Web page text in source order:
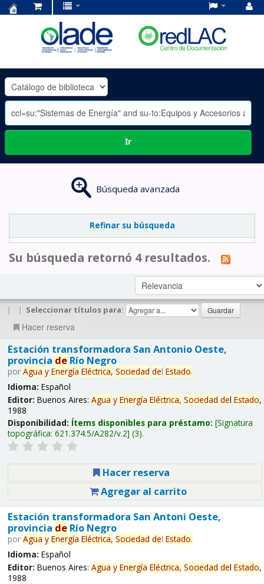
OLADE
-
Ir
Búsqueda avanzada
Refinar su búsqueda
Su búsqueda retornó 4 resultados.
| | Seleccionar títulos para:
Hacer reserva
Estación transformadora San Antonio Oeste,
provincia deRío Negro
por Agua y Energía Eléctrica, Sociedad del Estado.
Idioma: Español
Editor: Buenos Aires: Agua y Energía Eléctrica, Sociedad del Estado,
1988
Disponibilidad: Ítems disponibles para préstamo: Signatura
topográfica: 621.374.5/A282/v.2 (3).
Hacer reserva
Agregar al carrito
Estación transformadora San Antoni Oeste,
provincia deRío Negro
por Agua y Energía Eléctrica, Sociedad del Estado.
Idioma: Español
Editor: Buenos Aires: Agua y Energía Eléctrica, Sociedad del Estado,
1988